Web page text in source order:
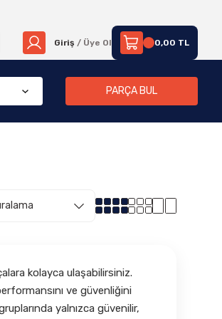
Giriş / Üye Ol 0,00 TL
PARÇA BUL
kolayca ulaşabilirsiniz.
ve güvenliğini
yalnızca güvenilir,